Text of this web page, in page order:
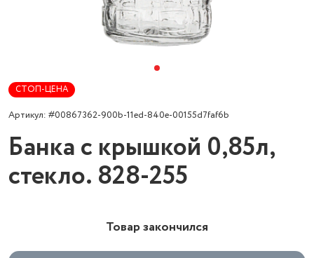
СТОП-ЦЕНА
Артикул: #00867362-900b-11ed-840e-00155d7faf6b
Банка с крышкой 0,85л,
стекло. 828-255
Товар закончился